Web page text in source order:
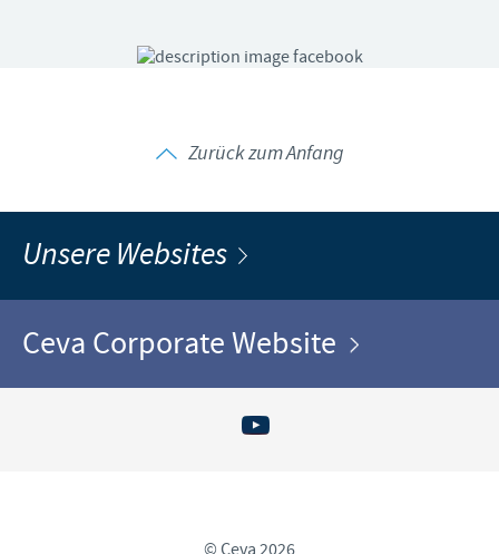
Zurück zum Anfang
Unsere Websites
Ceva Corporate Website
© Ceva 2026